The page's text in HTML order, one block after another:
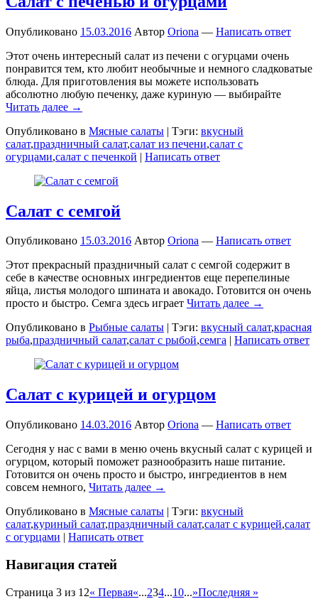
Опубликовано 15.03.2016 Автор Oriona — Написать ответ
Этот очень интересный салат из печени с огурцами очень
понравится тем, кто любит необычные и немного сладковатые
блюда. Для приготовления вы можете использовать
абсолютно любую печенку, даже куриную — выбирайте
Читать далее →
Опубликовано в Мясные салаты | Тэги: вкусный
салат,праздничный салат,салат из печени,салат с
огурцами,салат с печенкой | Написать ответ
Салат с семгой
Опубликовано 15.03.2016 Автор Oriona — Написать ответ
Этот прекрасный праздничный салат с семгой содержит в
себе в качестве основных ингредиентов еще перепелиные
яйца, листья молодого шпината и авокадо. Готовится он очень
просто и быстро. Семга здесь играет Читать далее →
Опубликовано в Рыбные салаты | Тэги: вкусный салат,красная
рыба,праздничный салат,салат с рыбой,семга | Написать ответ
Салат с курицей и огурцом
Опубликовано 14.03.2016 Автор Oriona — Написать ответ
Сегодня у нас с вами в меню очень вкусный салат с курицей и
огурцом, который поможет разнообразить наше питание.
Готовится он очень просто и быстро, ингредиентов в нем
совсем немного, Читать далее →
Опубликовано в Мясные салаты | Тэги: вкусный
салат,куриный салат,праздничный салат,салат с курицей,салат
с огурцами | Написать ответ
Навигация статей
Страница 3 из 12« Первая«...234...10...»Последняя »